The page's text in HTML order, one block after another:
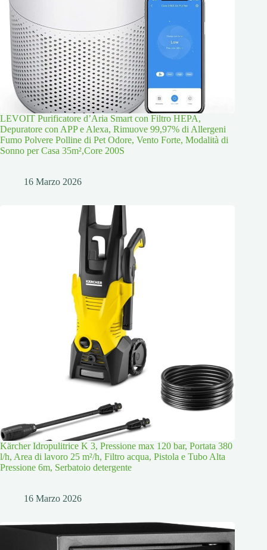
LEVOIT Purificatore d’Aria Smart con Filtro HEPA,
Depuratore con APP e Alexa, Rimuove 99,97% di Allergeni
Fumo Polvere Polline di Pet Odore, Vento Forte, Modalità di
Sonno per Casa 35m²,Core 200S
16 Marzo 2026
Kärcher Idropulitrice K 3, Pressione max 120 bar, Portata 380
l/h, Area di lavoro 25 m²/h, Filtro acqua, Pistola e Tubo Alta
Pressione 6m, Serbatoio detergente
16 Marzo 2026